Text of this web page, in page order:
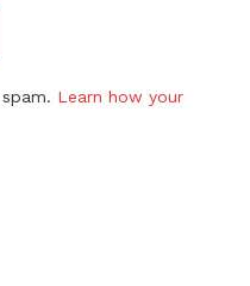
Learn how your